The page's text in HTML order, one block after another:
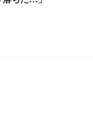
サポート付き 腰サ